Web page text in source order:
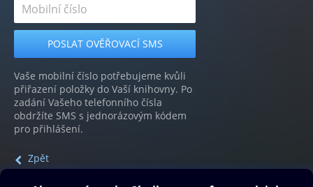
Vaše mobilní číslo potřebujeme kvůli
přiřazení položky do Vaší knihovny. Po
zadání Vašeho telefonního čísla
obdržíte SMS s jednorázovým kódem
pro přihlášení.
Zpět